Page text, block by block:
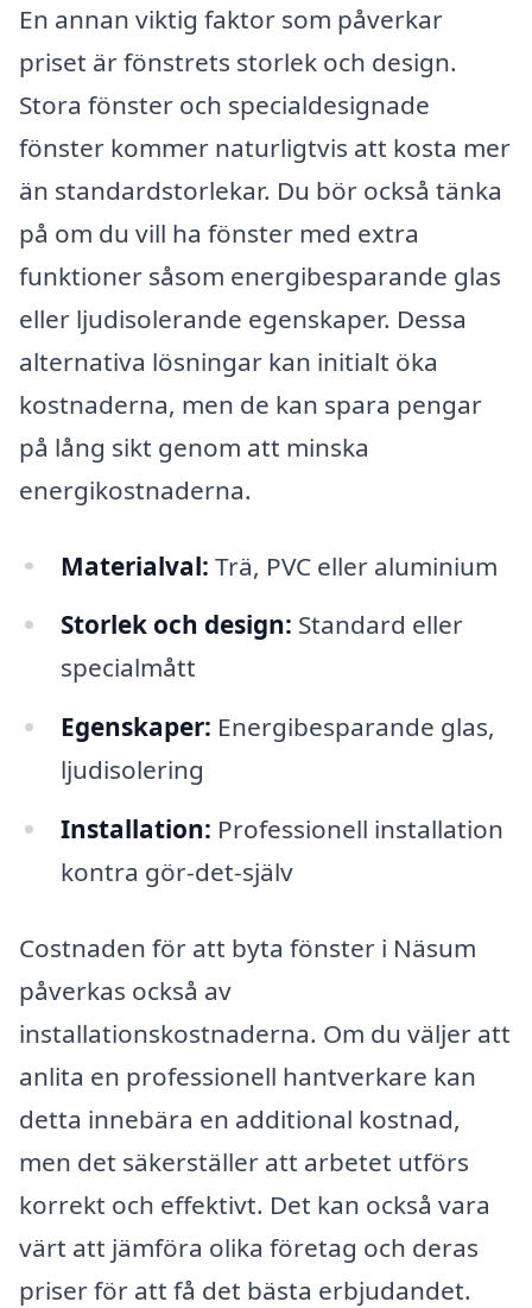
En annan viktig faktor som påverkar
priset är fönstrets storlek och design.
Stora fönster och specialdesignade
fönster kommer naturligtvis att kosta mer
än standardstorlekar. Du bör också tänka
på om du vill ha fönster med extra
funktioner såsom energibesparande glas
eller ljudisolerande egenskaper. Dessa
alternativa lösningar kan initialt öka
kostnaderna, men de kan spara pengar
på lång sikt genom att minska
energikostnaderna.
Materialval: Trä, PVC eller aluminium
Storlek och design: Standard eller
specialmått
Egenskaper: Energibesparande glas,
ljudisolering
Installation: Professionell installation
kontra gör-det-själv
Costnaden för att byta fönster i Näsum
påverkas också av
installationskostnaderna. Om du väljer att
anlita en professionell hantverkare kan
detta innebära en additional kostnad,
men det säkerställer att arbetet utförs
korrekt och effektivt. Det kan också vara
värt att jämföra olika företag och deras
priser för att få det bästa erbjudandet.